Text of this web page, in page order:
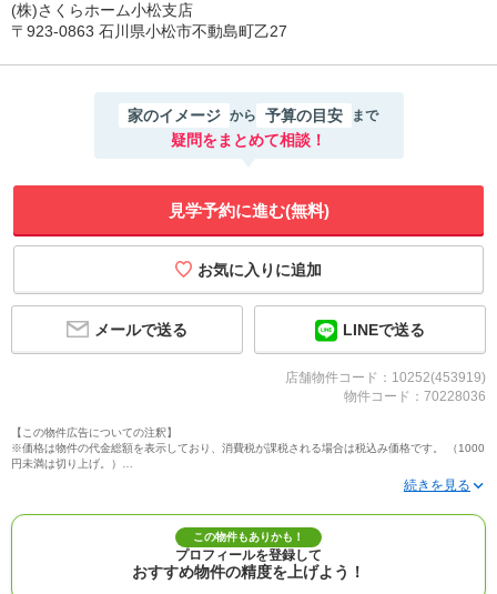
(株)さくらホーム小松支店
〒923-0863 石川県小松市不動島町乙27
家のイメージ から 予算の目安 まで
疑問をまとめて相談！
見学予約に進む(無料)
メールで送る LINEで送る
店舗物件コード：10252(453919)
物件コード：70228036
【この物件広告についての注釈】
※価格は物件の代金総額を表示しており、消費税が課税される場合は税込み価格です。 （1000
円未満は切り上げ。）
※写真に写っている、またはパース（絵）や間取り図に描かれている家具や車などは、特にコ
※建築条件付き土地価格には、建物価格は含まれません。
※物件情報は、原則として情報提供日の２日前に最終確認した情報です。
※完成予想図はいずれも外構、植栽、外観等実際のものとは多少異なることがあります。
※モデルルーム・モデルハウス・展示場・ショールームの画像の場合、今回販売の物件と異な
この物件もありかも！
プロフィールを登録して
おすすめ物件の精度を上げよう！